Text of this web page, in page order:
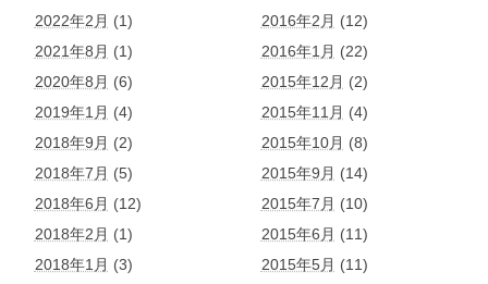
2022年2月 (1)
2021年8月 (1)
2020年8月 (6)
2019年1月 (4)
2018年9月 (2)
2018年7月 (5)
2018年6月 (12)
2018年2月 (1)
2018年1月 (3)
2016年2月 (12)
2016年1月 (22)
2015年12月 (2)
2015年11月 (4)
2015年10月 (8)
2015年9月 (14)
2015年7月 (10)
2015年6月 (11)
2015年5月 (11)